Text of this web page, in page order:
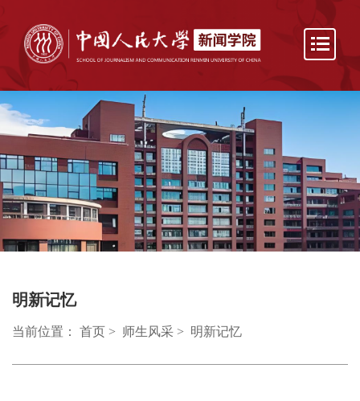
明新记忆
当前位置： 首页 > 师生风采 > 明新记忆